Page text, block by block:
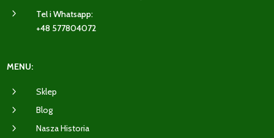
5
Tel i Whatsapp:
+48 577804072
MENU:
5 Sklep
5 Blog
5 Nasza Historia